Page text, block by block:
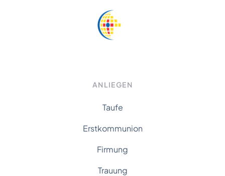
ANLIEGEN
Taufe
Erstkommunion
Firmung
Trauung